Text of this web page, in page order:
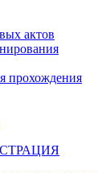
актов
прохождения